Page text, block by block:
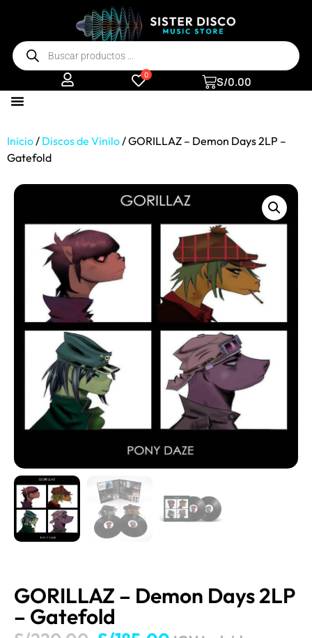
0 S/0.00
Inicio/ Discos de Vinilo/ GORILLAZ – Demon Days 2LP –
Gatefold
GORILLAZ – Demon Days 2LP
– Gatefold